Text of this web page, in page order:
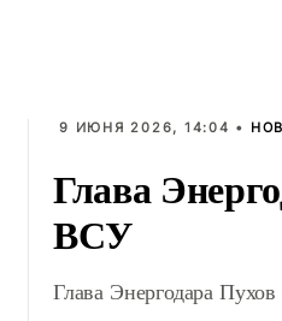
9 ИЮНЯ 2026, 14:04 •
Глава
ВСУ
Глава Энергодара